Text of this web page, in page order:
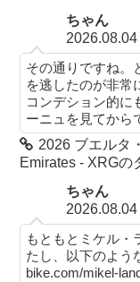
ちゃん
2026.08.04
その通りですね。
を逃したのが非常
コンデション的に
ーニュを見てから
2026 ブエルタ
Emirates - XRGの
ちゃん
2026.08.04
もともとミケル・
たし、以下のよう
bike.com/mikel-